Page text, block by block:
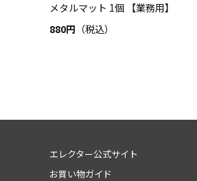
メタルマット 1個 【業務用】
880円 （税込）
エレクター公式サイト
お買い物ガイド